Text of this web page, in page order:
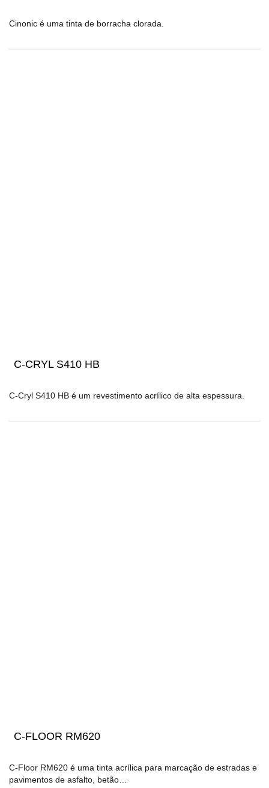
Cinonic é uma tinta de borracha clorada.
C-CRYL S410 HB
C-Cryl S410 HB é um revestimento acrílico de alta espessura.
C-FLOOR RM620
C-Floor RM620 é uma tinta acrílica para marcação de estradas e
pavimentos de asfalto, betão…